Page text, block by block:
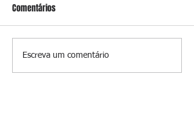
Prevenir é melhor
Comentários
Escreva um comentário